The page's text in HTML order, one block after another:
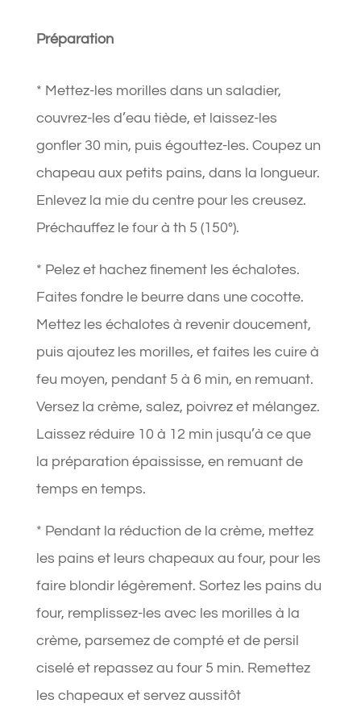
Préparation
* Mettez-les morilles dans un saladier,
couvrez-les d’eau tiède, et laissez-les
gonfler 30 min, puis égouttez-les. Coupez un
chapeau aux petits pains, dans la longueur.
Enlevez la mie du centre pour les creusez.
Préchauffez le four à th 5 (150°).
* Pelez et hachez finement les échalotes.
Faites fondre le beurre dans une cocotte.
Mettez les échalotes à revenir doucement,
puis ajoutez les morilles, et faites les cuire à
feu moyen, pendant 5 à 6 min, en remuant.
Versez la crème, salez, poivrez et mélangez.
Laissez réduire 10 à 12 min jusqu’à ce que
la préparation épaississe, en remuant de
temps en temps.
* Pendant la réduction de la crème, mettez
les pains et leurs chapeaux au four, pour les
faire blondir légèrement. Sortez les pains du
four, remplissez-les avec les morilles à la
crème, parsemez de compté et de persil
ciselé et repassez au four 5 min. Remettez
les chapeaux et servez aussitôt